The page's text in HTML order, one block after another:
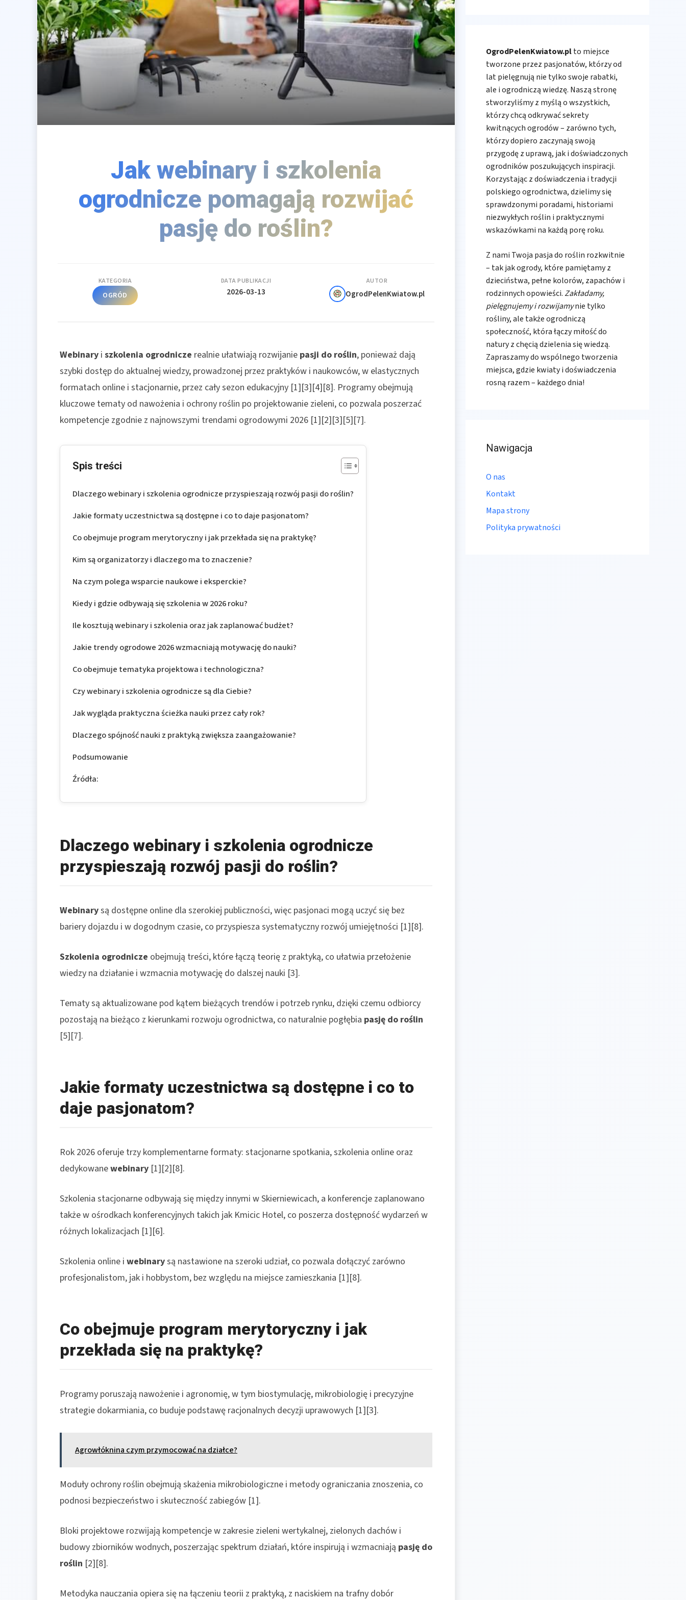
Jak webinary i szkolenia
ogrodnicze pomagają rozwijać
pasję do roślin?
KATEGORIA
OGRÓD
DATA PUBLIKACJI
2026-03-13
AUTOR
OgrodPelenKwiatow.pl
Webinary i szkolenia ogrodnicze realnie ułatwiają rozwijanie pasji do roślin, ponieważ dają
szybki dostęp do aktualnej wiedzy, prowadzonej przez praktyków i naukowców, w elastycznych
formatach online i stacjonarnie, przez cały sezon edukacyjny [1][3][4][8]. Programy obejmują
kluczowe tematy od nawożenia i ochrony roślin po projektowanie zieleni, co pozwala poszerzać
kompetencje zgodnie z najnowszymi trendami ogrodowymi 2026 [1][2][3][5][7].
Spis treści
Dlaczego webinary i szkolenia ogrodnicze przyspieszają rozwój pasji do roślin?
Jakie formaty uczestnictwa są dostępne i co to daje pasjonatom?
Co obejmuje program merytoryczny i jak przekłada się na praktykę?
Kim są organizatorzy i dlaczego ma to znaczenie?
Na czym polega wsparcie naukowe i eksperckie?
Kiedy i gdzie odbywają się szkolenia w 2026 roku?
Ile kosztują webinary i szkolenia oraz jak zaplanować budżet?
Jakie trendy ogrodowe 2026 wzmacniają motywację do nauki?
Co obejmuje tematyka projektowa i technologiczna?
Czy webinary i szkolenia ogrodnicze są dla Ciebie?
Jak wygląda praktyczna ścieżka nauki przez cały rok?
Dlaczego spójność nauki z praktyką zwiększa zaangażowanie?
Podsumowanie
Źródła:
Dlaczego webinary i szkolenia ogrodnicze
przyspieszają rozwój pasji do roślin?
Webinarysą dostępne online dla szerokiej publiczności, więc pasjonaci mogą uczyć się bez
bariery dojazdu i w dogodnym czasie, co przyspiesza systematyczny rozwój umiejętności [1][8].
Szkolenia ogrodnicze obejmują treści, które łączą teorię z praktyką, co ułatwia przełożenie
wiedzy na działanie i wzmacnia motywację do dalszej nauki [3].
Tematy są aktualizowane pod kątem bieżących trendów i potrzeb rynku, dzięki czemu odbiorcy
pozostają na bieżąco z kierunkami rozwoju ogrodnictwa, co naturalnie pogłębia pasję do roślin
[5][7].
Jakie formaty uczestnictwa są dostępne i co to
daje pasjonatom?
Rok 2026 oferuje trzy komplementarne formaty: stacjonarne spotkania, szkolenia online oraz
dedykowanewebinary [1][2][8].
Szkolenia stacjonarne odbywają się między innymi w Skierniewicach, a konferencje zaplanowano
także w ośrodkach konferencyjnych takich jak Kmicic Hotel, co poszerza dostępność wydarzeń w
różnych lokalizacjach [1][6].
Szkolenia online i webinarysą nastawione na szeroki udział, co pozwala dołączyć zarówno
profesjonalistom, jak i hobbystom, bez względu na miejsce zamieszkania [1][8].
Co obejmuje program merytoryczny i jak
przekłada się na praktykę?
Programy poruszają nawożenie i agronomię, w tym biostymulację, mikrobiologię i precyzyjne
strategie dokarmiania, co buduje podstawę racjonalnych decyzji uprawowych [1][3].
Agrowłóknina czym przymocować na działce?
Moduły ochrony roślin obejmują skażenia mikrobiologiczne i metody ograniczania znoszenia, co
podnosi bezpieczeństwo i skuteczność zabiegów [1].
Bloki projektowe rozwijają kompetencje w zakresie zieleni wertykalnej, zielonych dachów i
budowy zbiorników wodnych, poszerzając spektrum działań, które inspirują i wzmacniają pasję do
roślin [2][8].
Metodyka nauczania opiera się na łączeniu teorii z praktyką, z naciskiem na trafny dobór
OgrodPelenKwiatow.plto miejsce
tworzone przez pasjonatów, którzy od
lat pielęgnują nie tylko swoje rabatki,
ale i ogrodniczą wiedzę. Naszą stronę
stworzyliśmy z myślą o wszystkich,
którzy chcą odkrywać sekrety
kwitnących ogrodów – zarówno tych,
którzy dopiero zaczynają swoją
przygodę z uprawą, jak i doświadczonych
ogrodników poszukujących inspiracji.
Korzystając z doświadczenia i tradycji
polskiego ogrodnictwa, dzielimy się
sprawdzonymi poradami, historiami
niezwykłych roślin i praktycznymi
wskazówkami na każdą porę roku.
Z nami Twoja pasja do roślin rozkwitnie
– tak jak ogrody, które pamiętamy z
dzieciństwa, pełne kolorów, zapachów i
rodzinnych opowieści.Zakładamy,
pielęgnujemy i rozwijamynie tylko
rośliny, ale także ogrodniczą
społeczność, która łączy miłość do
natury z chęcią dzielenia się wiedzą.
Zapraszamy do wspólnego tworzenia
miejsca, gdzie kwiaty i doświadczenia
rosną razem – każdego dnia!
Nawigacja
O nas
Kontakt
Mapa strony
Polityka prywatności